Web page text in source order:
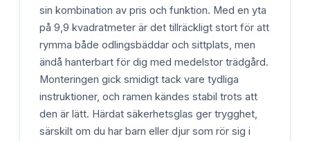
sin kombination av pris och funktion. Med en yta
på 9,9 kvadratmeter är det tillräckligt stort för att
rymma både odlingsbäddar och sittplats, men
ändå hanterbart för dig med medelstor trädgård.
Monteringen gick smidigt tack vare tydliga
instruktioner, och ramen kändes stabil trots att
den är lätt. Härdat säkerhetsglas ger trygghet,
särskilt om du har barn eller djur som rör sig i